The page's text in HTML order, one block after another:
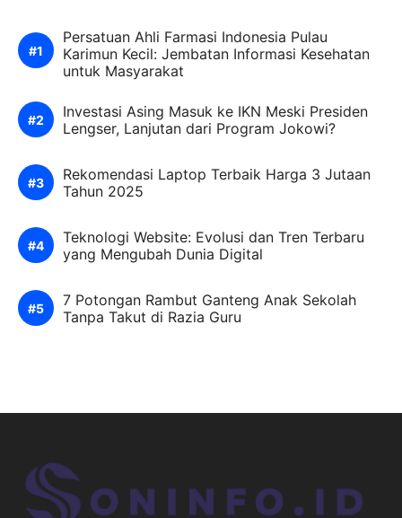
Persatuan Ahli Farmasi Indonesia Pulau
Karimun Kecil: Jembatan Informasi Kesehatan
untuk Masyarakat
Investasi Asing Masuk ke IKN Meski Presiden
Lengser, Lanjutan dari Program Jokowi?
Rekomendasi Laptop Terbaik Harga 3 Jutaan
Tahun 2025
Teknologi Website: Evolusi dan Tren Terbaru
yang Mengubah Dunia Digital
7 Potongan Rambut Ganteng Anak Sekolah
Tanpa Takut di Razia Guru